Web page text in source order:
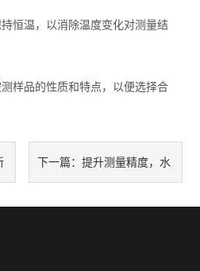
温，以消除温度变化对测量结
品的性质和特点，以便选择合
下一篇： 提升测量精度，水